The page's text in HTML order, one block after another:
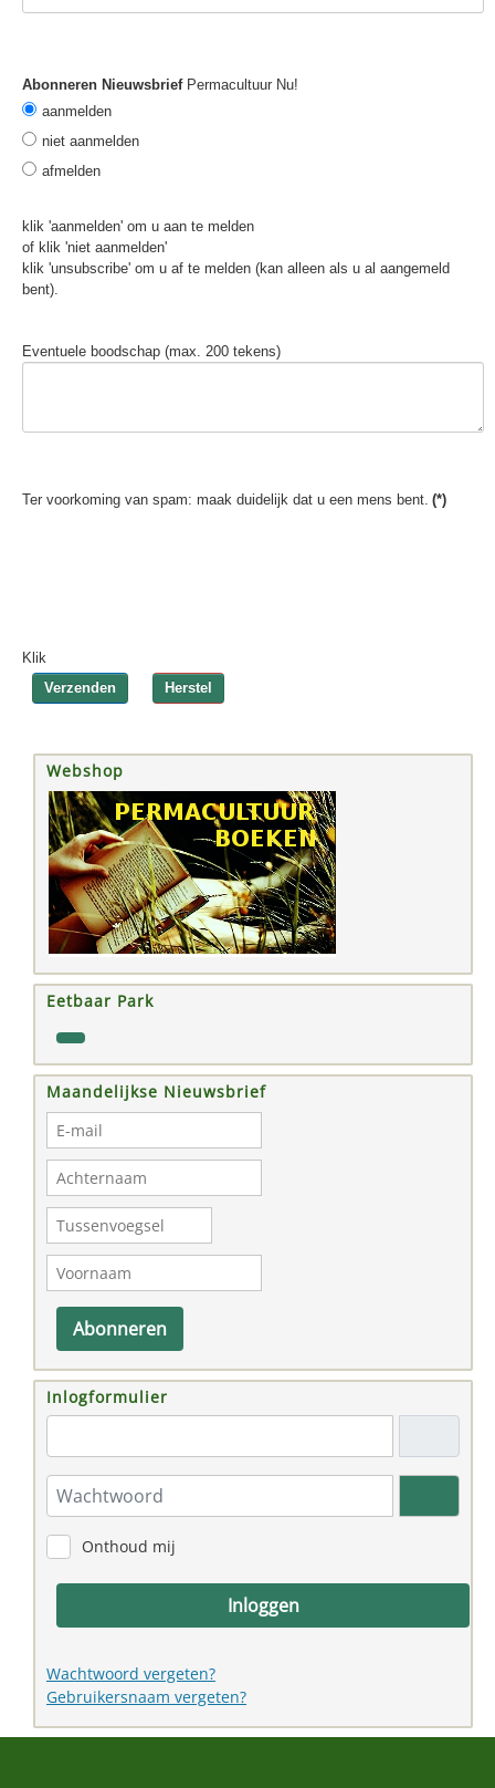
Abonneren NieuwsbriefPermacultuur Nu!
aanmelden
niet aanmelden
afmelden
klik 'aanmelden' om u aan te melden
of klik 'niet aanmelden'
klik 'unsubscribe' om u af te melden (kan alleen als u al aangemeld
bent).
Eventuele boodschap (max. 200 tekens)
Ter voorkoming van spam: maak duidelijk dat u een mens bent. (*)
Klik
Verzenden
Herstel
Webshop
Eetbaar Park
Maandelijkse Nieuwsbrief
Abonneren
Inlogformulier
Wachtwoord
Toon
Onthoud mij
Inloggen
Wachtwoord vergeten?
Gebruikersnaam vergeten?